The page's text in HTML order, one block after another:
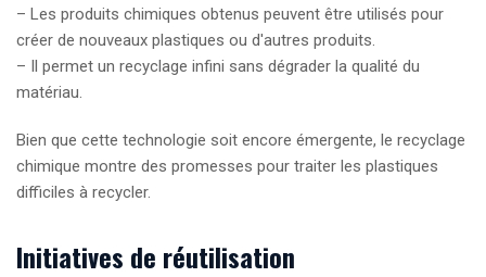
– Les produits chimiques obtenus peuvent être utilisés pour
créer de nouveaux plastiques ou d'autres produits.
– Il permet un recyclage infini sans dégrader la qualité du
matériau.
Bien que cette technologie soit encore émergente, le recyclage
chimique montre des promesses pour traiter les plastiques
difficiles à recycler.
Initiatives de réutilisation